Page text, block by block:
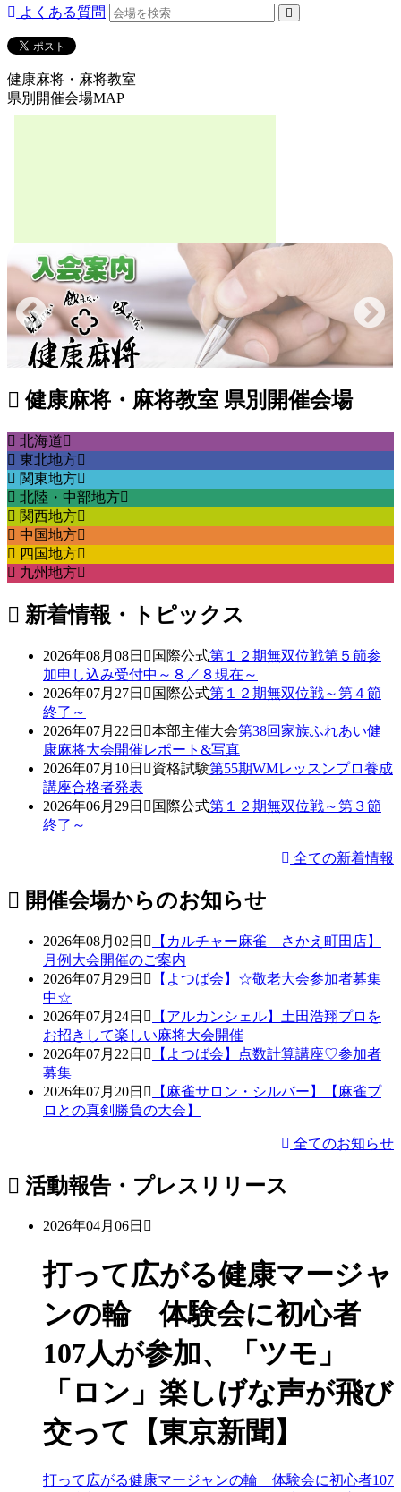
よくある質問
健康麻将・麻将教室
県別開催会場MAP
健康麻将・麻将教室 県別開催会場
北海道
東北地方
関東地方
北陸・中部地方
関西地方
中国地方
四国地方
九州地方
新着情報・トピックス
2026年08月08日 国際公式第１２期無双位戦第５節参
加申し込み受付中～８／８現在～
2026年07月27日
国際公式第１２期無双位戦～第４節
終了～
2026年07月22日
本部主催大会第38回家族ふれあい健
康麻将大会開催レポート&写真
2026年07月10日
資格試験第55期WMレッスンプロ養成
講座合格者発表
2026年06月29日
国際公式第１２期無双位戦～第３節
終了～
全ての新着情報
開催会場からのお知らせ
2026年08月02日
【カルチャー麻雀 さかえ町田店】
月例大会開催のご案内
2026年07月29日
【よつば会】☆敬老大会参加者募集
中☆
2026年07月24日
【アルカンシェル】土田浩翔プロを
お招きして楽しい麻将大会開催
2026年07月22日
【よつば会】点数計算講座♡参加者
募集
2026年07月20日
【麻雀サロン・シルバー】【麻雀プ
ロとの真剣勝負の大会】
全てのお知らせ
活動報告・プレスリリース
2026年04月06日
打って広がる健康マージャ
ンの輪 体験会に初心者
107人が参加、「ツモ」
「ロン」楽しげな声が飛び
交って【東京新聞】
打って広がる健康マージャンの輪 体験会に初心者107